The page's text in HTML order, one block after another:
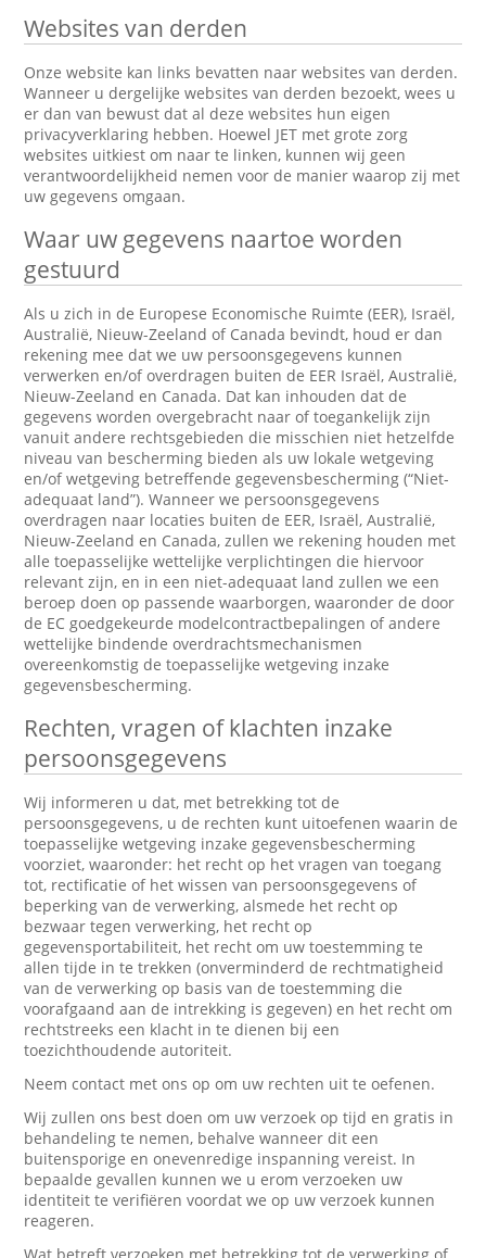
Websites van derden
Onze website kan links bevatten naar websites van derden.
Wanneer u dergelijke websites van derden bezoekt, wees u
er dan van bewust dat al deze websites hun eigen
privacyverklaring hebben. Hoewel JET met grote zorg
websites uitkiest om naar te linken, kunnen wij geen
verantwoordelijkheid nemen voor de manier waarop zij met
uw gegevens omgaan.
Waar uw gegevens naartoe worden
gestuurd
Als u zich in de Europese Economische Ruimte (EER), Israël,
Australië, Nieuw-Zeeland of Canada bevindt, houd er dan
rekening mee dat we uw persoonsgegevens kunnen
verwerken en/of overdragen buiten de EER Israël, Australië,
Nieuw-Zeeland en Canada. Dat kan inhouden dat de
gegevens worden overgebracht naar of toegankelijk zijn
vanuit andere rechtsgebieden die misschien niet hetzelfde
niveau van bescherming bieden als uw lokale wetgeving
en/of wetgeving betreffende gegevensbescherming (“Niet-
adequaat land”). Wanneer we persoonsgegevens
overdragen naar locaties buiten de EER, Israël, Australië,
Nieuw-Zeeland en Canada, zullen we rekening houden met
alle toepasselijke wettelijke verplichtingen die hiervoor
relevant zijn, en in een niet-adequaat land zullen we een
beroep doen op passende waarborgen, waaronder de door
de EC goedgekeurde modelcontractbepalingen of andere
wettelijke bindende overdrachtsmechanismen
overeenkomstig de toepasselijke wetgeving inzake
gegevensbescherming.
Rechten, vragen of klachten inzake
persoonsgegevens
Wij informeren u dat, met betrekking tot de
persoonsgegevens, u de rechten kunt uitoefenen waarin de
toepasselijke wetgeving inzake gegevensbescherming
voorziet, waaronder: het recht op het vragen van toegang
tot, rectificatie of het wissen van persoonsgegevens of
beperking van de verwerking, alsmede het recht op
bezwaar tegen verwerking, het recht op
gegevensportabiliteit, het recht om uw toestemming te
allen tijde in te trekken (onverminderd de rechtmatigheid
van de verwerking op basis van de toestemming die
voorafgaand aan de intrekking is gegeven) en het recht om
rechtstreeks een klacht in te dienen bij een
toezichthoudende autoriteit.
Neem contact met ons op om uw rechten uit te oefenen.
Wij zullen ons best doen om uw verzoek op tijd en gratis in
behandeling te nemen, behalve wanneer dit een
buitensporige en onevenredige inspanning vereist. In
bepaalde gevallen kunnen we u erom verzoeken uw
identiteit te verifiëren voordat we op uw verzoek kunnen
reageren.